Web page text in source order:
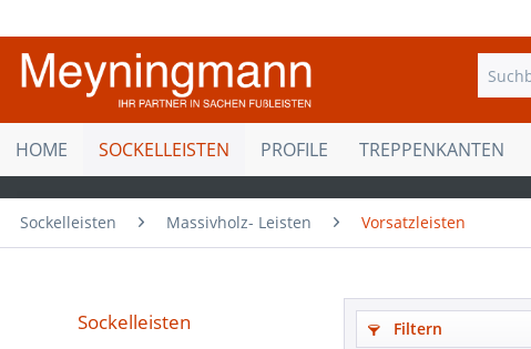
HOME SOCKELLEISTEN PROFILE TREPPENKANTEN
Sockelleisten Massivholz- Leisten Vorsatzleisten
Sockelleisten
Filtern